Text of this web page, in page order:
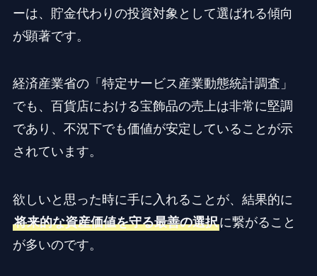
ーは、貯金代わりの投資対象として選ばれる傾向
が顕著です。
経済産業省の「特定サービス産業動態統計調査」
でも、百貨店における宝飾品の売上は非常に堅調
であり、不況下でも価値が安定していることが示
されています。
欲しいと思った時に手に入れることが、結果的に
将来的な資産価値を守る最善の選択に繋がること
が多いのです。